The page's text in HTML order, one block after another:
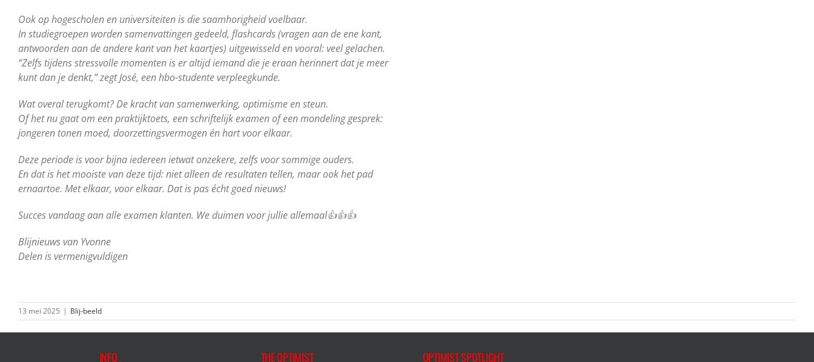
Ook op hogescholen en universiteiten is die saamhorigheid voelbaar.
In studiegroepen worden samenvattingen gedeeld, flashcards (vragen aan de ene kant,
antwoorden aan de andere kant van het kaartjes) uitgewisseld en vooral: veel gelachen.
“Zelfs tijdens stressvolle momenten is er altijd iemand die je eraan herinnert dat je meer
kunt dan je denkt,” zegt José, een hbo-studente verpleegkunde.
Wat overal terugkomt? De kracht van samenwerking, optimisme en steun.
Of het nu gaat om een praktijktoets, een schriftelijk examen of een mondeling gesprek:
jongeren tonen moed, doorzettingsvermogen én hart voor elkaar.
Deze periode is voor bijna iedereen ietwat onzekere, zelfs voor sommige ouders.
En dat is het mooiste van deze tijd: niet alleen de resultaten tellen, maar ook het pad
ernaartoe. Met elkaar, voor elkaar. Dat is pas écht goed nieuws!
Succes vandaag aan alle examen klanten. We duimen voor jullie allemaal👍👍👍
Blijnieuws van Yvonne
Delen is vermenigvuldigen
13 mei 2025 | Blij-beeld
INFO THE OPTIMIST OPTIMIST SPOTLIGHT